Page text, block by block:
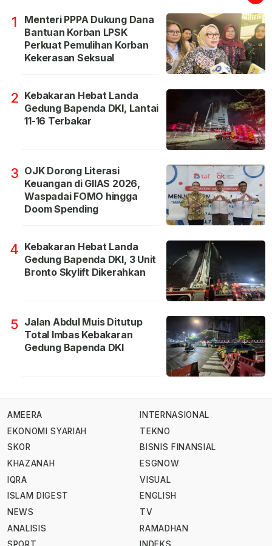
1
Menteri PPPA Dukung Dana
Bantuan Korban LPSK
Perkuat Pemulihan Korban
Kekerasan Seksual
2 Kebakaran Hebat Landa
Gedung Bapenda DKI, Lantai
11-16 Terbakar
3 OJK Dorong Literasi
Keuangan di GIIAS 2026,
Waspadai FOMO hingga
Doom Spending
4 Kebakaran Hebat Landa
Gedung Bapenda DKI, 3 Unit
Bronto Skylift Dikerahkan
5 Jalan Abdul Muis Ditutup
Total Imbas Kebakaran
Gedung Bapenda DKI
AMEERA
EKONOMI SYARIAH
SKOR
KHAZANAH
IQRA
ISLAM DIGEST
NEWS
ANALISIS
INTERNASIONAL
TEKNO
BISNIS FINANSIAL
ESGNOW
VISUAL
ENGLISH
TV
RAMADHAN